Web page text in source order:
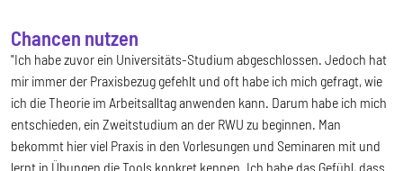
Chancen nutzen
"Ich habe zuvor ein Universitäts-Studium abgeschlossen. Jedoch hat
mir immer der Praxisbezug gefehlt und oft habe ich mich gefragt, wie
ich die Theorie im Arbeitsalltag anwenden kann. Darum habe ich mich
entschieden, ein Zweitstudium an der RWU zu beginnen. Man
bekommt hier viel Praxis in den Vorlesungen und Seminaren mit und
lernt in Übungen die Tools konkret kennen. Ich habe das Gefühl, dass